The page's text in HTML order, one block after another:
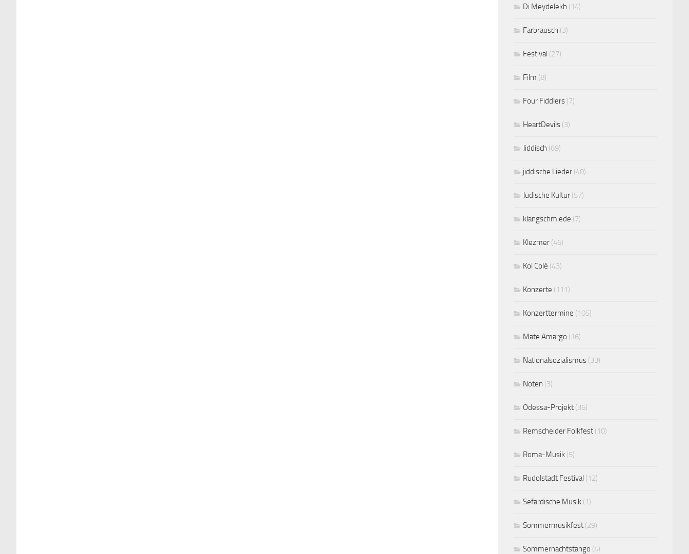
Di Meydelekh (14)
Farbrausch (3)
Festival (27)
Film (8)
Four Fiddlers (7)
HeartDevils (3)
Jiddisch (69)
jiddische Lieder (40)
Jüdische Kultur (57)
klangschmiede (7)
Klezmer (46)
Kol Colé (43)
Konzerte (111)
Konzerttermine (105)
Mate Amargo (16)
Nationalsozialismus (33)
Noten (3)
Odessa-Projekt (36)
Remscheider Folkfest (10)
Roma-Musik (5)
Rudolstadt Festival (12)
Sefardische Musik (1)
Sommermusikfest (29)
Sommernachtstango (4)